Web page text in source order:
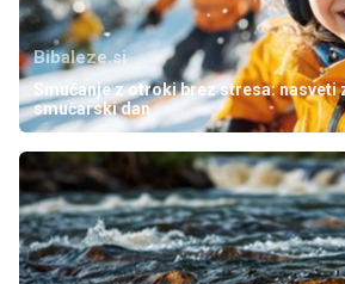
Bibaleze.si
Smučanje z otroki brez stresa: nasveti
smučarski dan